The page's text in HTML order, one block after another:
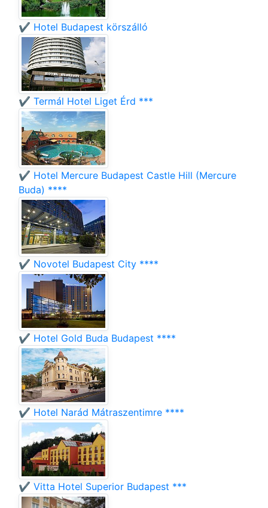
✔️ Hotel Budapest körszálló
✔️ Termál Hotel Liget Érd ***
✔️ Hotel Mercure Budapest Castle Hill (Mercure
Buda) ****
✔️ Novotel Budapest City ****
✔️ Hotel Gold Buda Budapest ****
✔️ Hotel Narád Mátraszentimre ****
✔️ Vitta Hotel Superior Budapest ***